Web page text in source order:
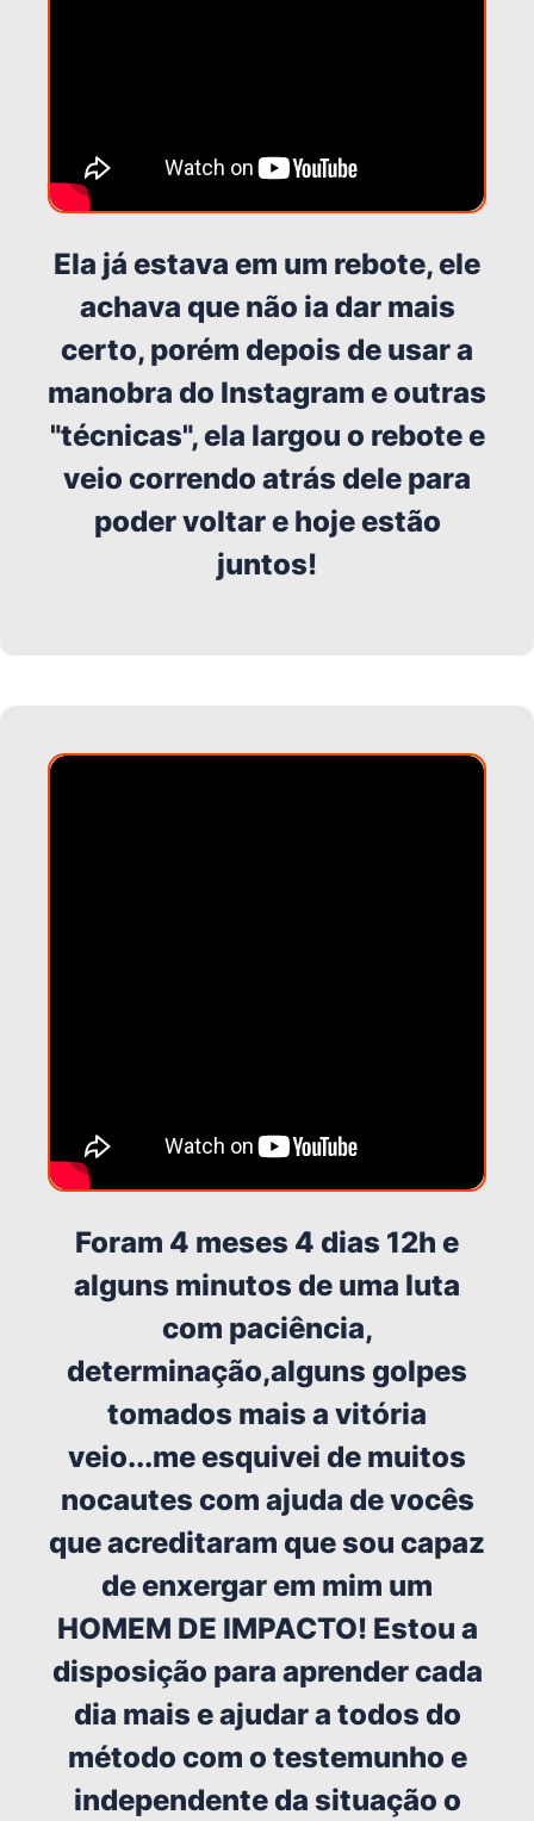
Ela já estava em um rebote, ele
achava que não ia dar mais
certo, porém depois de usar a
manobra do Instagram e outras
"técnicas", ela largou o rebote e
veio correndo atrás dele para
poder voltar e hoje estão
juntos!
Foram 4 meses 4 dias 12h e
alguns minutos de uma luta
com paciência,
determinação,alguns golpes
tomados mais a vitória
veio...me esquivei de muitos
nocautes com ajuda de vocês
que acreditaram que sou capaz
de enxergar em mim um
HOMEM DE IMPACTO! Estou a
disposição para aprender cada
dia mais e ajudar a todos do
método com o testemunho e
independente da situação o